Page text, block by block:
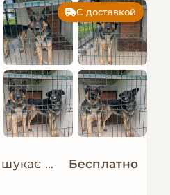
С доставкой
Вівчарка Прайд шукає нову сім’ю! Бесплатно